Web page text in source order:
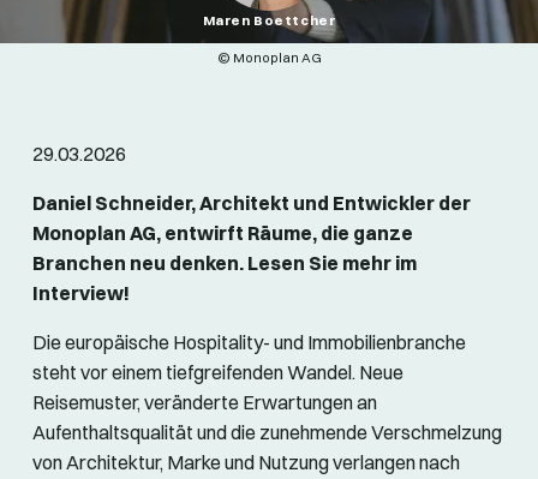
Maren Boettcher
© Monoplan AG
29.03.2026
Daniel Schneider, Architekt und Entwickler der
Monoplan AG, entwirft Räume, die ganze
Branchen neu denken. Lesen Sie mehr im
Interview!
Die europäische Hospitality- und Immobilienbranche
steht vor einem tiefgreifenden Wandel. Neue
Reisemuster, veränderte Erwartungen an
Aufenthaltsqualität und die zunehmende Verschmelzung
von Architektur, Marke und Nutzung verlangen nach